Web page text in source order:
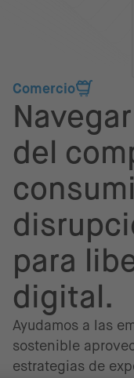
Comercio
del
para
digital.
Ayudamos a las
sostenible
estrategias de